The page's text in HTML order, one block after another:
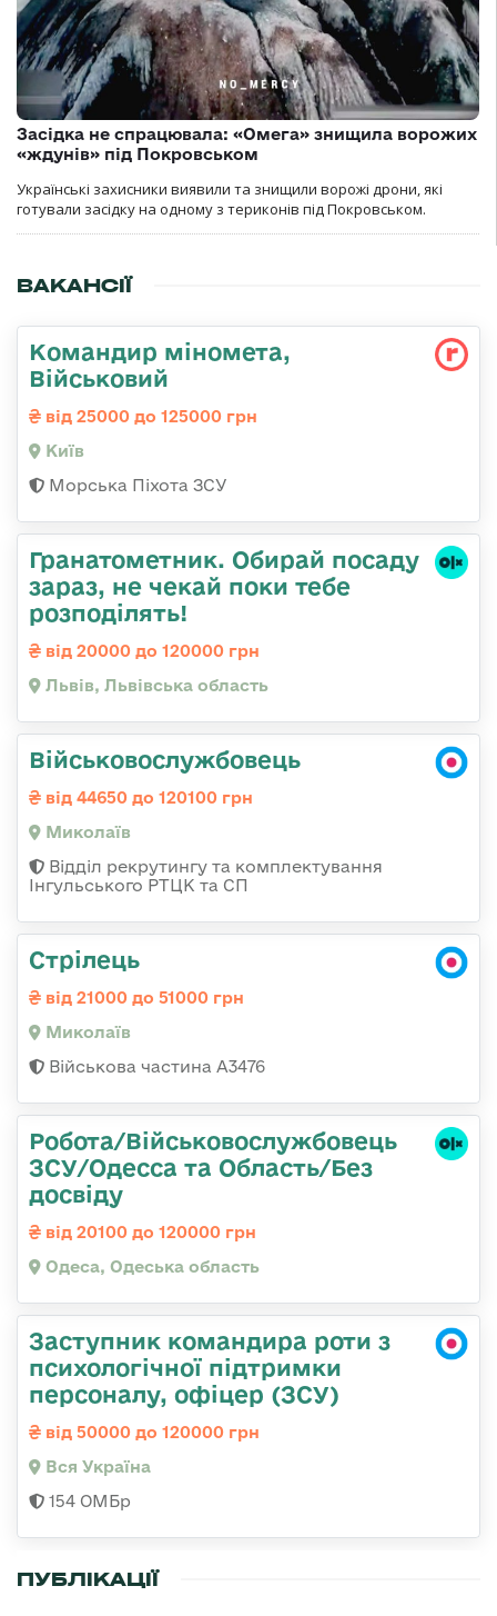
Засідка не спрацювала: «Омега» знищила ворожих
«ждунів» під Покровськом
Українські захисники виявили та знищили ворожі дрони, які
готували засідку на одному з териконів під Покровськом.
ВАКАНСІЇ
Командир міномета,
Військовий
від 25000 до 125000 грн
Київ
Морська Піхота ЗСУ
Гранатометник. Обирай посаду
зараз, не чекай поки тебе
розподілять!
від 20000 до 120000 грн
Львів, Львівська область
Військовослужбовець
від 44650 до 120100 грн
Миколаїв
Відділ рекрутингу та комплектування
Інгульського РТЦК та СП
Стрілець
від 21000 до 51000 грн
Миколаїв
Військова частина А3476
Робота/Військовослужбовець
ЗСУ/Одесса та Область/Без
досвіду
від 20100 до 120000 грн
Одеса, Одеська область
Заступник командира роти з
психологічної підтримки
персоналу, офіцер (ЗСУ)
від 50000 до 120000 грн
Вся Україна
154 ОМБр
ПУБЛІКАЦІЇ